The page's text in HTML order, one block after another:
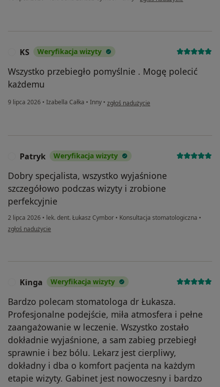
KS Weryfikacja wizyty
Wszystko przebiegło pomyślnie . Mogę polecić
każdemu
9 lipca 2026 • Izabella Całka • Inny • w opinii użytkownika KS
zgłoś nadużycie
Patryk Weryfikacja wizyty
Dobry specjalista, wszystko wyjaśnione
szczegółowo podczas wizyty i zrobione
perfekcyjnie
2 lipca 2026 • lek. dent. Łukasz Cymbor • Konsultacja stomatologiczna •
w opinii użytkownika Patryk
zgłoś nadużycie
Kinga Weryfikacja wizyty
Bardzo polecam stomatologa dr Łukasza.
Profesjonalne podejście, miła atmosfera i pełne
zaangażowanie w leczenie. Wszystko zostało
dokładnie wyjaśnione, a sam zabieg przebiegł
sprawnie i bez bólu. Lekarz jest cierpliwy,
dokładny i dba o komfort pacjenta na każdym
etapie wizyty. Gabinet jest nowoczesny i bardzo